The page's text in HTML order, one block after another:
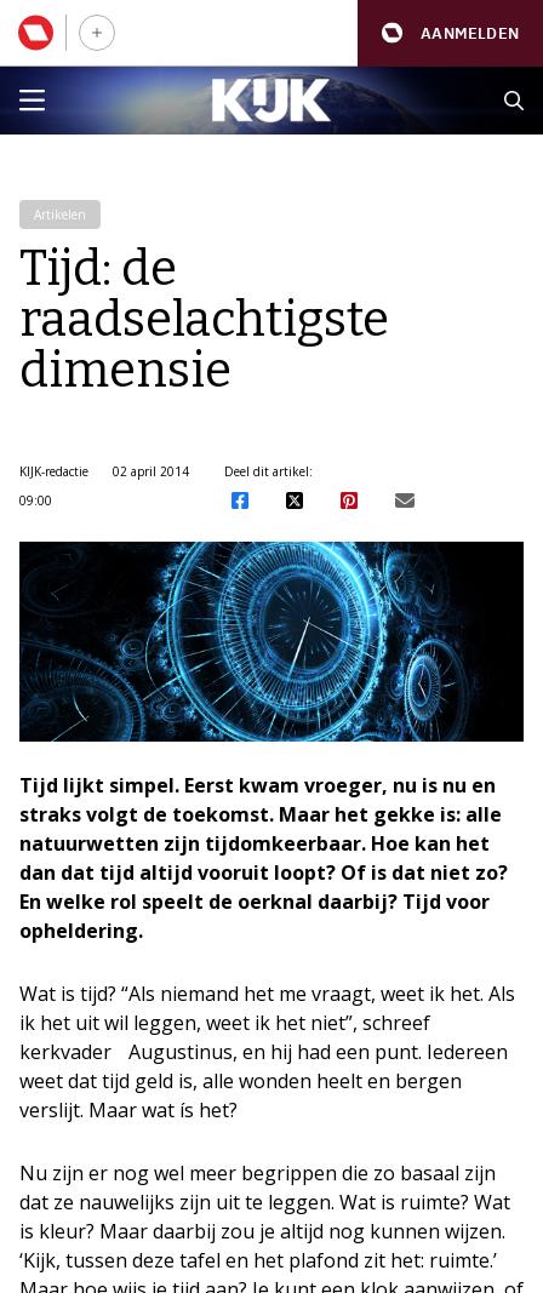
AANMELDEN
Artikelen
Tijd: de
raadselachtigste
dimensie
KIJK-redactie
02 april 2014
09:00
Deel dit artikel:
Tijd lijkt simpel. Eerst kwam vroeger, nu is nu en
straks volgt de toekomst. Maar het gekke is: alle
natuurwetten zijn tijdomkeerbaar. Hoe kan het
dan dat tijd altijd vooruit loopt? Of is dat niet zo?
En welke rol speelt de oerknal daarbij? Tijd voor
opheldering.
Wat is tijd? “Als niemand het me vraagt, weet ik het. Als
ik het uit wil leggen, weet ik het niet”, schreef
kerkvader Augustinus, en hij had een punt. Iedereen
weet dat tijd geld is, alle wonden heelt en bergen
verslijt. Maar wat ís het?
Nu zijn er nog wel meer begrippen die zo basaal zijn
dat ze nauwelijks zijn uit te leggen. Wat is ruimte? Wat
is kleur? Maar daarbij zou je altijd nog kunnen wijzen.
‘Kijk, tussen deze tafel en het plafond zit het: ruimte.’